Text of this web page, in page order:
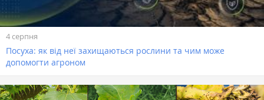
4 серпня
Посуха: як від неї захищаються рослини та чим може
допомогти агроном